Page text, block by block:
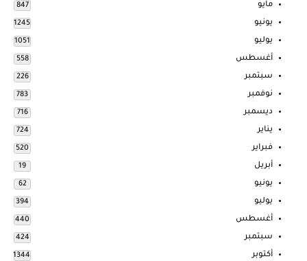
مايو 847
يونيو 1245
يوليو 1051
أغسطس 558
سبتمبر 226
نوفمبر 783
ديسمبر 716
يناير 724
فبراير 520
أبريل 19
يونيو 62
يوليو 394
أغسطس 440
سبتمبر 424
أكتوبر 1344